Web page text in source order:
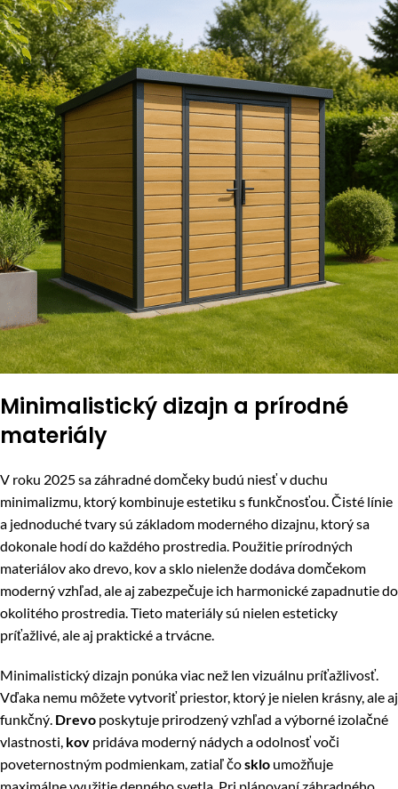
Minimalistický dizajn a prírodné
materiály
V roku 2025 sa záhradné domčeky budú niesť v duchu
minimalizmu, ktorý kombinuje estetiku s funkčnosťou. Čisté línie
a jednoduché tvary sú základom moderného dizajnu, ktorý sa
dokonale hodí do každého prostredia. Použitie prírodných
materiálov ako drevo, kov a sklo nielenže dodáva domčekom
moderný vzhľad, ale aj zabezpečuje ich harmonické zapadnutie do
okolitého prostredia. Tieto materiály sú nielen esteticky
príťažlivé, ale aj praktické a trvácne.
Minimalistický dizajn ponúka viac než len vizuálnu príťažlivosť.
Vďaka nemu môžete vytvoriť priestor, ktorý je nielen krásny, ale aj
funkčný. Drevo poskytuje prirodzený vzhľad a výborné izolačné
vlastnosti, kov pridáva moderný nádych a odolnosť voči
poveternostným podmienkam, zatiaľ čosklo umožňuje